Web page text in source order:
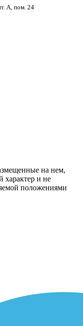
А, пом. 24
на нем,
характер и не
положениями